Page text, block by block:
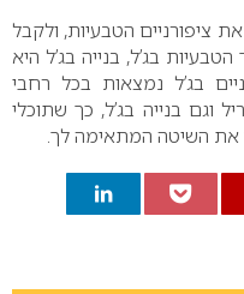
ציפורניים הטבעיות, ולקבל
הטבעיות בג’ל, בנייה בג’ל היא
בג’ל נמצאות בכל רחבי
וגם בנייה בג’ל, כך שתוכלי
את השיטה המתאימה לך.